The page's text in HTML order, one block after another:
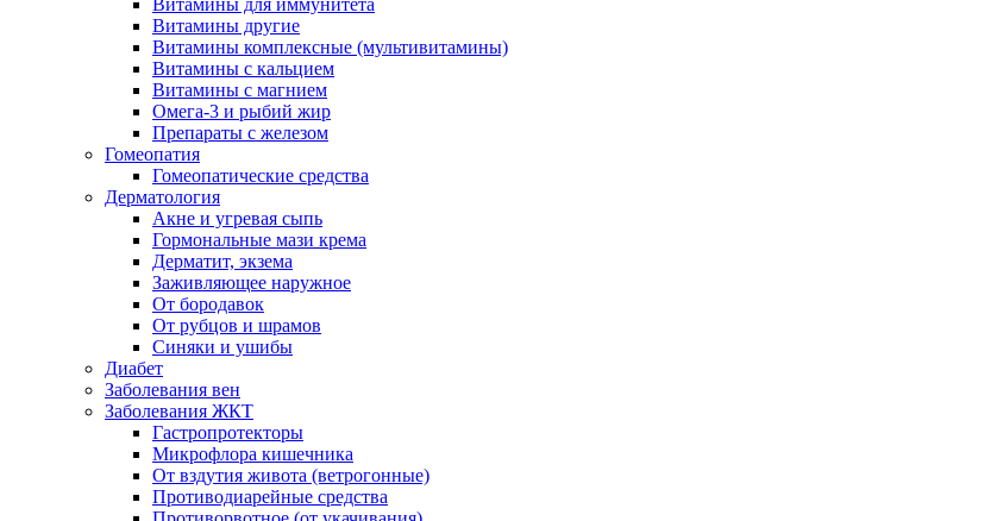
Витамины для иммунитета
Витамины другие
Витамины комплексные (мультивитамины)
Витамины с кальцием
Витамины с магнием
Омега-3 и рыбий жир
Препараты с железом
Гомеопатия
Гомеопатические средства
Дерматология
Акне и угревая сыпь
Гормональные мази крема
Дерматит, экзема
Заживляющее наружное
От бородавок
От рубцов и шрамов
Синяки и ушибы
Диабет
Заболевания вен
Заболевания ЖКТ
Гастропротекторы
Микрофлора кишечника
От вздутия живота (ветрогонные)
Противодиарейные средства